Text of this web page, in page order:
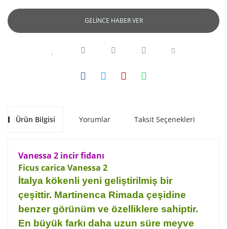
GELİNCE HABER VER
Ürün Bilgisi Yorumlar Taksit Seçenekleri
Vanessa 2 incir fidanı
Ficus carica Vanessa 2
İtalya kökenli yeni geliştirilmiş bir
çeşittir. Martinenca Rimada çeşidine
benzer görünüm ve özelliklere sahiptir.
En büyük farkı daha uzun süre meyve